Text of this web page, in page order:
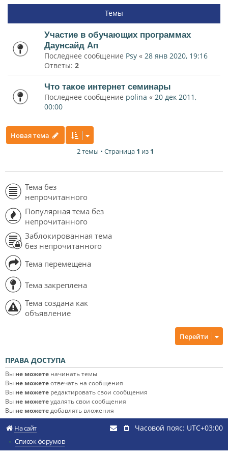
Темы
Участие в обучающих программах
Даунсайд Ап
Последнее сообщение Psy « 28 янв 2020, 19:16
Ответы: 2
Что такое интернет семинары
Последнее сообщение polina « 20 дек 2011,
00:00
Новая тема
2 темы • Страница 1 из 1
Тема без
непрочитанного
Популярная тема без
непрочитанного
Заблокированная тема
без непрочитанного
Тема перемещена
Тема закреплена
Тема создана как
объявление
Перейти
ПРАВА ДОСТУПА
Вы не можете начинать темы
Вы не можетеотвечать на сообщения
Вы не можете редактировать свои сообщения
Вы не можетеудалять свои сообщения
Вы не можетедобавлять вложения
На сайт
Список форумов
Часовой пояс: UTC+03:00